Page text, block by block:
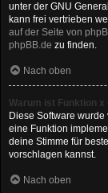
unter der GNU
kann frei vertrieben
auf der Seite von
phpBB.de zu finden.
Nach oben
Warum ist Funktion
Diese Software
eine Funktion
deine Stimme für
vorschlagen kannst.
Nach oben